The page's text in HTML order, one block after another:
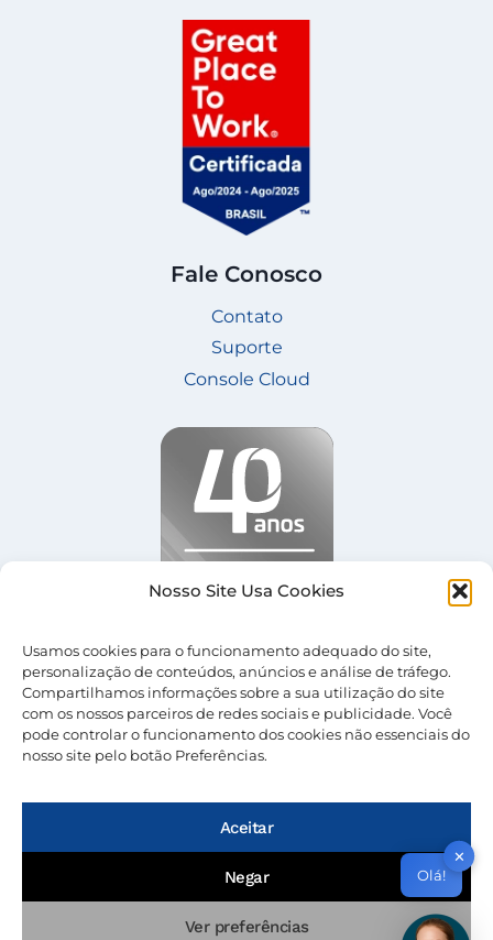
Nosso Site Usa Cookies
Usamos cookies para o funcionamento adequado do site,
personalização de conteúdos, anúncios e análise de tráfego.
Compartilhamos informações sobre a sua utilização do site
com os nossos parceiros de redes sociais e publicidade. Você
pode controlar o funcionamento dos cookies não essenciais do
nosso site pelo botão Preferências.
Aceitar
Negar
Ver preferências
Fale Conosco
Contato
Suporte
Console Cloud
© 2026 Nevolus |Termos de Uso
✕
Olá!